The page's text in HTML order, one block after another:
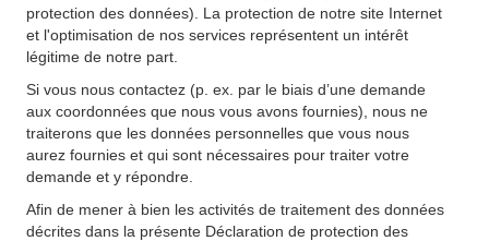
protection des données). La protection de notre site Internet
et l'optimisation de nos services représentent un intérêt
légitime de notre part.
Si vous nous contactez (p. ex. par le biais d’une demande
aux coordonnées que nous vous avons fournies), nous ne
traiterons que les données personnelles que vous nous
aurez fournies et qui sont nécessaires pour traiter votre
demande et y répondre.
Afin de mener à bien les activités de traitement des données
décrites dans la présente Déclaration de protection des